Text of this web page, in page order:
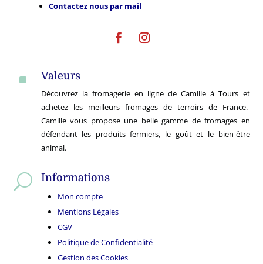
Contactez nous par mail
^ Valeurs
Découvrez la fromagerie en ligne de Camille à Tours et
achetez les meilleurs fromages de terroirs de France.
Camille vous propose une belle gamme de fromages en
défendant les produits fermiers, le goût et le bien-être
animal.
U Informations
Mon compte
Mentions Légales
CGV
Politique de Confidentialité
Gestion des Cookies